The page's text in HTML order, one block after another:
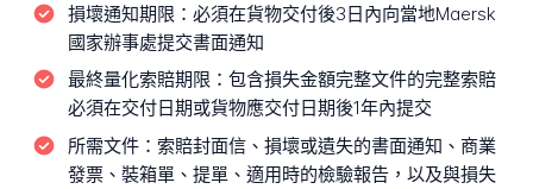
損壞通知期限： 必須在貨物交付後3日內向當地Maersk
國家辦事處提交書面通知
最終量化索賠期限： 包含損失金額完整文件的完整索賠
必須在交付日期或貨物應交付日期後1年內提交
所需文件： 索賠封面信、損壞或遺失的書面通知、商業
發票、裝箱單、提單、適用時的檢驗報告，以及與損失